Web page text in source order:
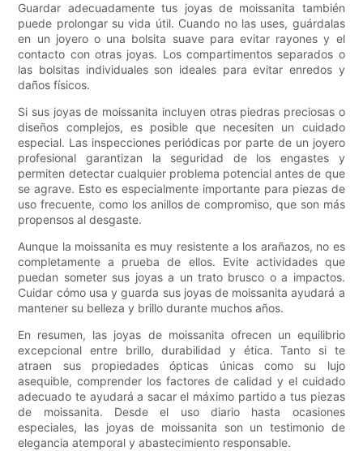
Guardar adecuadamente tus joyas de moissanita también
puede prolongar su vida útil. Cuando no las uses, guárdalas
en un joyero o una bolsita suave para evitar rayones y el
contacto con otras joyas. Los compartimentos separados o
las bolsitas individuales son ideales para evitar enredos y
daños físicos.
Si sus joyas de moissanita incluyen otras piedras preciosas o
diseños complejos, es posible que necesiten un cuidado
especial. Las inspecciones periódicas por parte de un joyero
profesional garantizan la seguridad de los engastes y
permiten detectar cualquier problema potencial antes de que
se agrave. Esto es especialmente importante para piezas de
uso frecuente, como los anillos de compromiso, que son más
propensos al desgaste.
Aunque la moissanita es muy resistente a los arañazos, no es
completamente a prueba de ellos. Evite actividades que
puedan someter sus joyas a un trato brusco o a impactos.
Cuidar cómo usa y guarda sus joyas de moissanita ayudará a
mantener su belleza y brillo durante muchos años.
En resumen, las joyas de moissanita ofrecen un equilibrio
excepcional entre brillo, durabilidad y ética. Tanto si te
atraen sus propiedades ópticas únicas como su lujo
asequible, comprender los factores de calidad y el cuidado
adecuado te ayudará a sacar el máximo partido a tus piezas
de moissanita. Desde el uso diario hasta ocasiones
especiales, las joyas de moissanita son un testimonio de
elegancia atemporal y abastecimiento responsable.